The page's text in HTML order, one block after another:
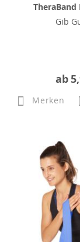
TheraBand
Gib
ab
Merken